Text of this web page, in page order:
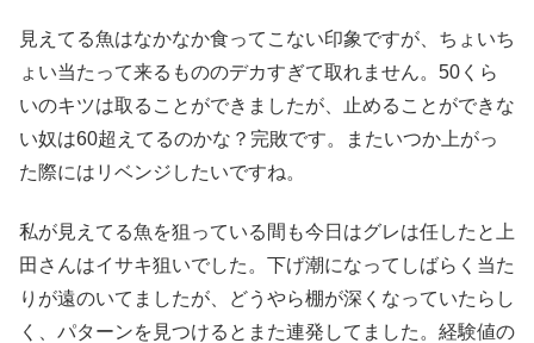
見えてる魚はなかなか食ってこない印象ですが、ちょいち
ょい当たって来るもののデカすぎて取れません。50くら
いのキツは取ることができましたが、止めることができな
い奴は60超えてるのかな？完敗です。またいつか上がっ
た際にはリベンジしたいですね。
私が見えてる魚を狙っている間も今日はグレは任したと上
田さんはイサキ狙いでした。下げ潮になってしばらく当た
りが遠のいてましたが、どうやら棚が深くなっていたらし
く、パターンを見つけるとまた連発してました。経験値の